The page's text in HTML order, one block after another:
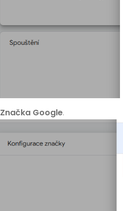
Značka Google.